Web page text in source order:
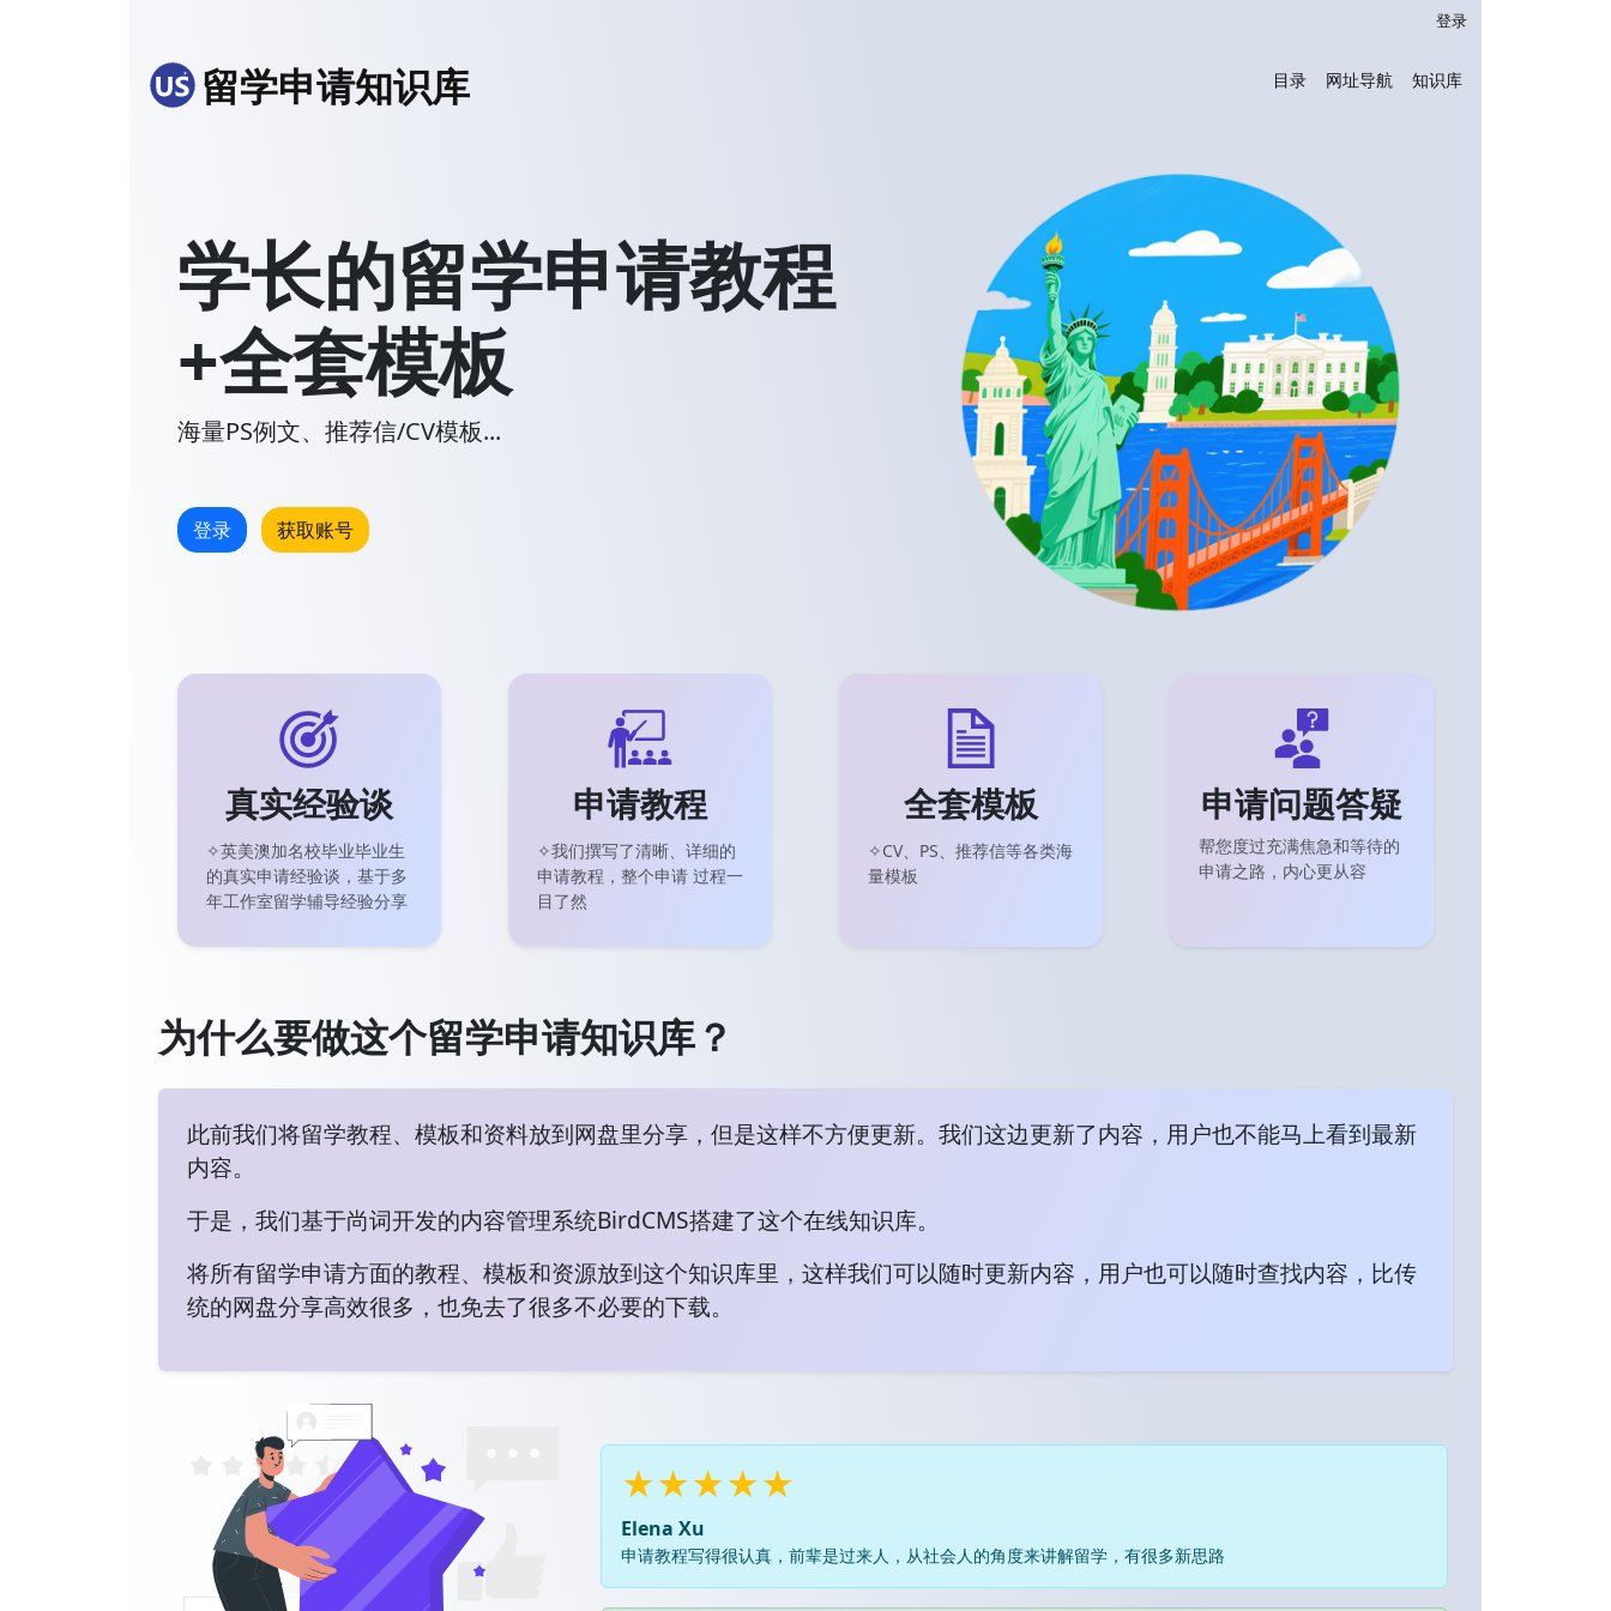
登录
留学申请知识库 目录 网址导航 知识库
学长的留学申请教程
+全套模板
海量PS例文、推荐信/CV模板...
登录 获取账号
真实经验谈
✧英美澳加名校毕业毕业生
的真实申请经验谈，基于多
年工作室留学辅导经验分享
申请教程
✧我们撰写了清晰、详细的
申请教程，整个申请 过程一
目了然
全套模板
✧CV、PS、推荐信等各类海
量模板
申请问题答疑
帮您度过充满焦急和等待的
申请之路，内心更从容
为什么要做这个留学申请知识库？
此前我们将留学教程、模板和资料放到网盘里分享，但是这样不方便更新。我们这边更新了内容，用户也不能马上看到最新
内容。
于是，我们基于尚词开发的内容管理系统BirdCMS搭建了这个在线知识库。
将所有留学申请方面的教程、模板和资源放到这个知识库里，这样我们可以随时更新内容，用户也可以随时查找内容，比传
统的网盘分享高效很多，也免去了很多不必要的下载。
★★★★★
Elena Xu
申请教程写得很认真，前辈是过来人，从社会人的角度来讲解留学，有很多新思路